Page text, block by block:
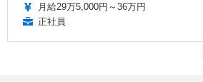
月給29万5,000円～36万円
正社員